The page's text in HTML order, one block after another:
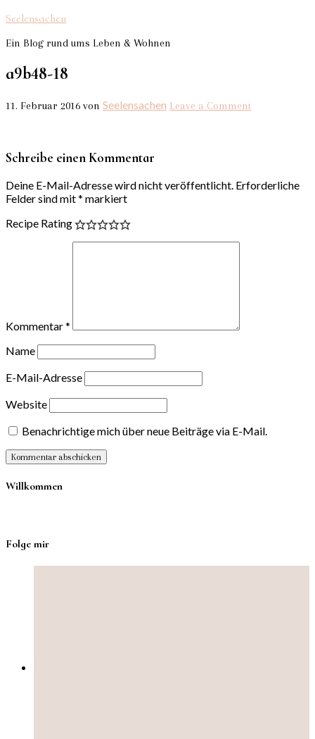
Seelensachen
Ein Blog rund ums Leben & Wohnen
a9b48-18
11. Februar 2016 von Seelensachen Leave a Comment
Schreibe einen Kommentar
Deine E-Mail-Adresse wird nicht veröffentlicht. Erforderliche
Felder sind mit* markiert
Recipe Rating
Kommentar*
Name
E-Mail-Adresse
Website
Benachrichtige mich über neue Beiträge via E-Mail.
Willkommen
Folge mir